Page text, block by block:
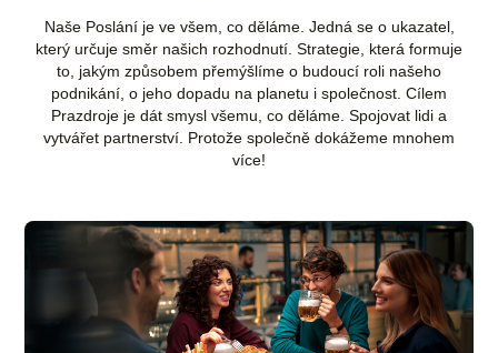
Naše Poslání je ve všem, co děláme. Jedná se o ukazatel,
který určuje směr našich rozhodnutí. Strategie, která formuje
to, jakým způsobem přemýšlíme o budoucí roli našeho
podnikání, o jeho dopadu na planetu i společnost. Cílem
Prazdroje je dát smysl všemu, co děláme. Spojovat lidi a
vytvářet partnerství. Protože společně dokážeme mnohem
více!